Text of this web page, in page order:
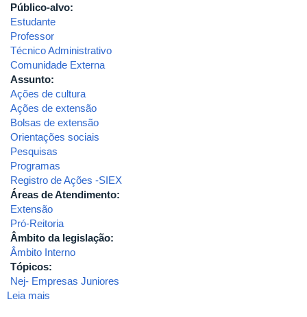
Público-alvo:
Estudante
Professor
Técnico Administrativo
Comunidade Externa
Assunto:
Ações de cultura
Ações de extensão
Bolsas de extensão
Orientações sociais
Pesquisas
Programas
Registro de Ações -SIEX
Áreas de Atendimento:
Extensão
Pró-Reitoria
Âmbito da legislação:
Âmbito Interno
Tópicos:
Nej- Empresas Juniores
Leia mais